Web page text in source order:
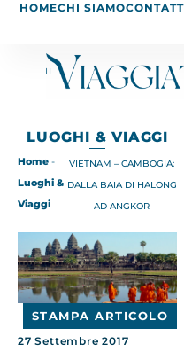
HOMECHI SIAMO
LUOGHI & VIAGGI
Home -
Luoghi &
Viaggi
VIETNAM – CAMBOGIA:
DALLA BAIA DI HALONG
AD ANGKOR
STAMPA ARTICOLO
27 Settembre 2017